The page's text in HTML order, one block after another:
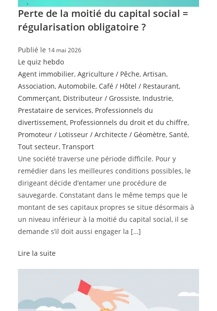
Perte de la moitié du capital social =
régularisation obligatoire ?
Publié le 14 mai 2026
Le quiz hebdo
Agent immobilier,Agriculture / Pêche,Artisan,
Association,Automobile, Café / Hôtel / Restaurant,
Commerçant, Distributeur / Grossiste, Industrie,
Prestataire de services, Professionnels du
divertissement, Professionnels du droit et du chiffre,
Promoteur / Lotisseur / Architecte / Géomètre,Santé,
Tout secteur,Transport
Une société traverse une période difficile. Pour y
remédier dans les meilleures conditions possibles, le
dirigeant décide d’entamer une procédure de
sauvegarde. Constatant dans le même temps que le
montant de ses capitaux propres se situe désormais à
un niveau inférieur à la moitié du capital social, il se
demande s’il doit aussi engager la […]
Lire la suite